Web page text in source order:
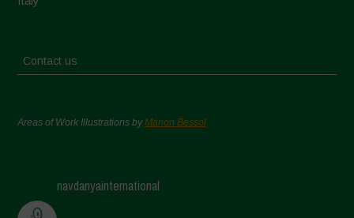
Contact us
Areas of Work Illustrations byMarion Bessol
navdanyainternational